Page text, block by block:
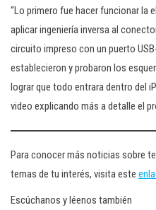
“Lo primero fue hacer funcionar la
aplicar ingeniería inversa al
circuito impreso con un puerto
establecieron y probaron los
lograr que todo entrara dentro del
video explicando más a detalle el
Para conocer más noticias sobre
temas de tu interés, visita este
Escúchanos y léenos también